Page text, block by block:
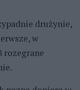
drużynie,
w
rozegrane